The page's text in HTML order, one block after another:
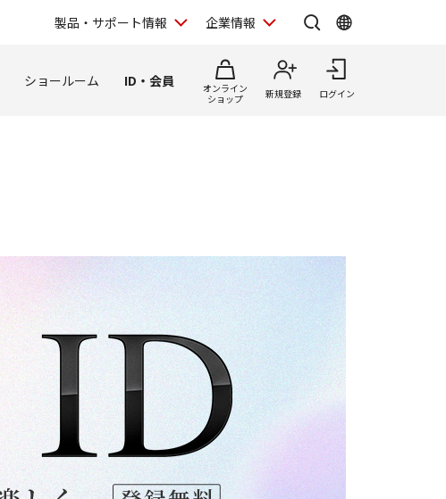
製品・サポート情報 企業情報
ショールーム ID・会員
オンライン
ショップ
新規登録 ログイン